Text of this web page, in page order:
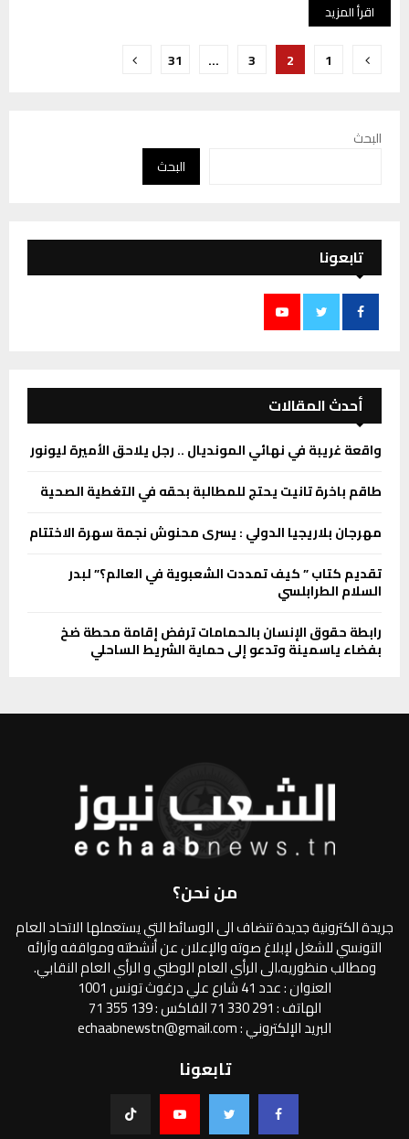
اقرأ المزيد
تعدد
المقالات
1
2
3
…
31
البحث
البحث
تابعونا
أحدث المقالات
واقعة غريبة في نهائي المونديال .. رجل يلاحق الأميرة ليونور
طاقم باخرة تانيت يحتج للمطالبة بحقه في التغطية الصحية
مهرجان بلاريجيا الدولي : يسرى محنوش نجمة سهرة الاختتام
تقديم كتاب ” كيف تمددت الشعبوية في العالم؟” لبدر
السلام الطرابلسي
رابطة حقوق الإنسان بالحمامات ترفض إقامة محطة ضخ
بفضاء ياسمينة وتدعو إلى حماية الشريط الساحلي
من نحن؟
جريدة الكترونية جديدة تنضاف الى الوسائط التي يستعملها الاتحاد العام
التونسي للشغل لإبلاغ صوته والإعلان عن أنشطته ومواقفه وآرائه
ومطالب منظوريه،الى الرأي العام الوطني و الرأي العام النقابي.
العنوان : عدد 41 شارع علي درغوث تونس 1001
الهاتف : 291 330 71 الفاكس : 139 355 71
البريد الإلكتروني : echaabnewstn@gmail.com
تابعونا